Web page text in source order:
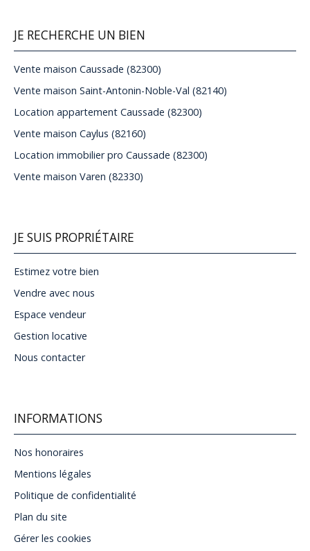
JE RECHERCHE UN BIEN
Vente maison Caussade (82300)
Vente maison Saint-Antonin-Noble-Val (82140)
Location appartement Caussade (82300)
Vente maison Caylus (82160)
Location immobilier pro Caussade (82300)
Vente maison Varen (82330)
JE SUIS PROPRIÉTAIRE
Estimez votre bien
Vendre avec nous
Espace vendeur
Gestion locative
Nous contacter
INFORMATIONS
Nos honoraires
Mentions légales
Politique de confidentialité
Plan du site
Gérer les cookies